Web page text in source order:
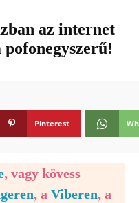
az internet
Pinterest
, vagy kövess
, a Viberen, a